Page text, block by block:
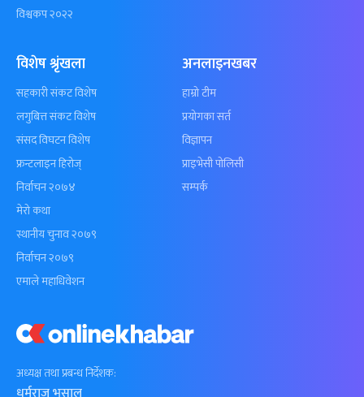
अध्यक्ष तथा प्रबन्ध निर्देशक:
विश्वकप २०२२
विशेष श्रृंखला
सहकारी संकट विशेष
लगुबित्त संकट विशेष
संसद विघटन विशेष
फ्रन्टलाइन हिरोज्
निर्वाचन २०७४
मेरो कथा
स्थानीय चुनाव २०७९
निर्वाचन २०७९
एमाले महाधिवेशन
अनलाइनखबर
हाम्रो टीम
प्रयोगका सर्त
विज्ञापन
प्राइभेसी पोलिसी
सम्पर्क